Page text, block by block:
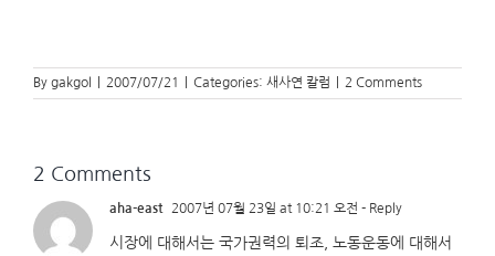
By gakgol 2007/07/21 Categories: 새사연 칼럼 2 Comments
2 Comments
aha-east 2007년 07월 23일 at 10:21 오전 - Reply
시장에 대해서는 국가권력의 퇴조, 노동운동에 대해서